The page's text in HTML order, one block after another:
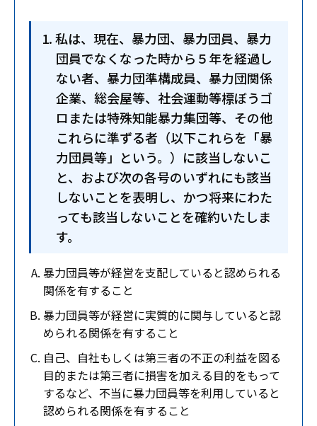
私は、現在、暴力団、暴力団員、暴力
団員でなくなった時から５年を経過し
ない者、暴力団準構成員、暴力団関係
企業、総会屋等、社会運動等標ぼうゴ
ロまたは特殊知能暴力集団等、その他
これらに準ずる者（以下これらを「暴
力団員等」という。）に該当しないこ
と、および次の各号のいずれにも該当
しないことを表明し、かつ将来にわた
っても該当しないことを確約いたしま
す。
暴力団員等が経営を支配していると認められる
関係を有すること
暴力団員等が経営に実質的に関与していると認
められる関係を有すること
自己、自社もしくは第三者の不正の利益を図る
目的または第三者に損害を加える目的をもって
するなど、不当に暴力団員等を利用していると
認められる関係を有すること